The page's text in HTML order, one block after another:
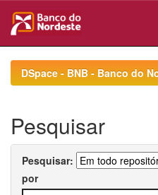
navigationDSpace - BNB - Banco do
Pesquisar
Pesquisar:
por